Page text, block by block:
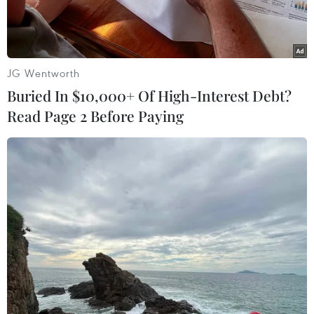
Dương.
Kỳ họp thứ 6, Quốc hội khóa 14. (Ảnh: Đức Duy/Vietnam+)
Chiều 12/11, với 469 phiếu tán thành, tương
đương 96,70%, Kỳ họp thứ 6, Quốc hội khóa 14
đã biểu quyết thông qua Nghị quyết phê chuẩn
JG Wentworth
Buried In $10,000+ Of High-Interest Debt?
Read Page 2 Before Paying